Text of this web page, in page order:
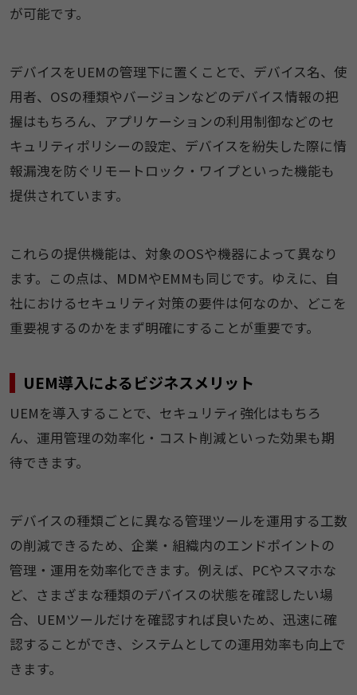
が可能です。
デバイスをUEMの管理下に置くことで、デバイス名、使
用者、OSの種類やバージョンなどのデバイス情報の把
握はもちろん、アプリケーションの利用制御などのセ
キュリティポリシーの設定、デバイスを紛失した際に情
報漏洩を防ぐリモートロック・ワイプといった機能も
提供されています。
これらの提供機能は、対象のOSや機器によって異なり
ます。この点は、MDMやEMMも同じです。ゆえに、自
社におけるセキュリティ対策の要件は何なのか、どこを
重要視するのかをまず明確にすることが重要です。
UEM導入によるビジネスメリット
UEMを導入することで、セキュリティ強化はもちろ
ん、運用管理の効率化・コスト削減といった効果も期
待できます。
デバイスの種類ごとに異なる管理ツールを運用する工数
の削減できるため、企業・組織内のエンドポイントの
管理・運用を効率化できます。例えば、PCやスマホな
ど、さまざまな種類のデバイスの状態を確認したい場
合、UEMツールだけを確認すれば良いため、迅速に確
認することができ、システムとしての運用効率も向上で
きます。